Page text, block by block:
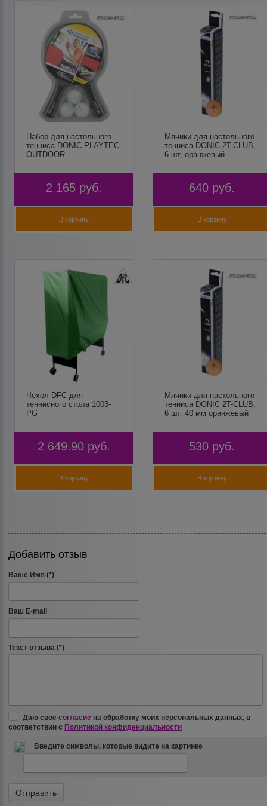
Набор для настольного
тенниса DONIC PLAYTEC
OUTDOOR
2 165 руб.
В корзину
Мячики для настольного
тенниса DONIC 2T-CLUB,
6 шт, оранжевый
640 руб.
В корзину
Чехол DFC для
теннисного стола 1003-
PG
2 649.90 руб.
В корзину
Мячики для настольного
тенниса DONIC 2T-CLUB,
6 шт, 40 мм оранжевый
530 руб.
В корзину
Добавить отзыв
Ваше Имя (*)
Ваш E-mail
Текст отзыва (*)
Даю своёсогласие на обработку моих персональных данных, в
соответствии с Политикой конфиденциальности
Введите символы, которые видите на картинке